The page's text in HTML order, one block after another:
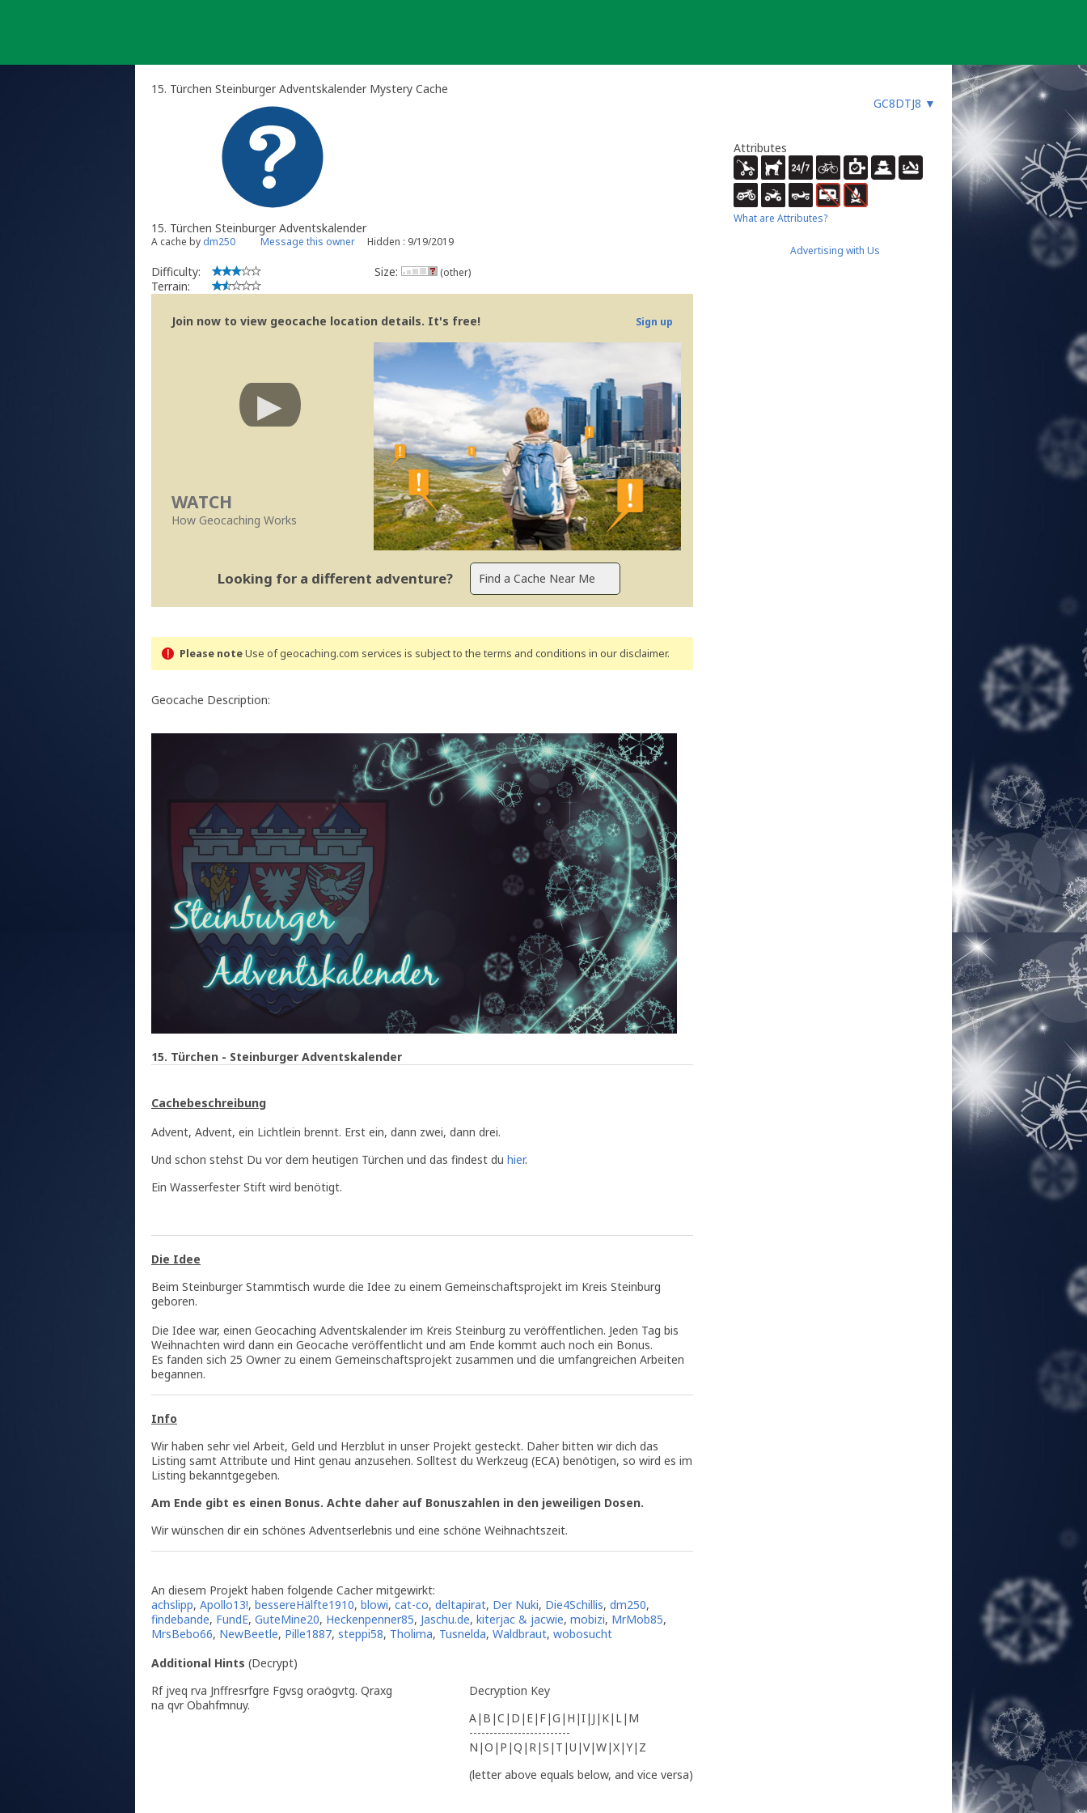
15. Türchen Steinburger Adventskalender Mystery Cache
GC8DTJ8 ▼
15. Türchen Steinburger Adventskalender
A cache by dm250 Message this owner Hidden : 9/19/2019
Difficulty:
Terrain:
Size: (other)
Join now to view geocache location details. It's free! Sign up
WATCH
How Geocaching Works
Looking for a different adventure?
Please noteUse of geocaching.com services is subject to the terms and conditions in our disclaimer.
Geocache Description:
15. Türchen - Steinburger Adventskalender
Cachebeschreibung
Advent, Advent, ein Lichtlein brennt. Erst ein, dann zwei, dann drei.
Und schon stehst Du vor dem heutigen Türchen und das findest du hier.
Ein Wasserfester Stift wird benötigt.
Die Idee
Beim Steinburger Stammtisch wurde die Idee zu einem Gemeinschaftsprojekt im Kreis Steinburg
geboren.
Die Idee war, einen Geocaching Adventskalender im Kreis Steinburg zu veröffentlichen. Jeden Tag bis
Weihnachten wird dann ein Geocache veröffentlicht und am Ende kommt auch noch ein Bonus.
Es fanden sich 25 Owner zu einem Gemeinschaftsprojekt zusammen und die umfangreichen Arbeiten
begannen.
Info
Wir haben sehr viel Arbeit, Geld und Herzblut in unser Projekt gesteckt. Daher bitten wir dich das
Listing samt Attribute und Hint genau anzusehen. Solltest du Werkzeug (ECA) benötigen, so wird es im
Listing bekanntgegeben.
Am Ende gibt es einen Bonus. Achte daher auf Bonuszahlen in den jeweiligen Dosen.
Wir wünschen dir ein schönes Adventserlebnis und eine schöne Weihnachtszeit.
An diesem Projekt haben folgende Cacher mitgewirkt:
achslipp, Apollo13!, bessereHälfte1910, blowi, cat-co, deltapirat, Der Nuki, Die4Schillis, dm250,
findebande, FundE, GuteMine20, Heckenpenner85, Jaschu.de, kiterjac & jacwie, mobizi, MrMob85,
MrsBebo66, NewBeetle, Pille1887, steppi58, Tholima, Tusnelda, Waldbraut, wobosucht
Additional Hints (Decrypt)
Rf jveq rva Jnffresrfgre Fgvsg oraögvtg. Qraxg
na qvr Obahfmnuy.
Decryption Key
A|B|C|D|E|F|G|H|I|J|K|L|M
-------------------------
N|O|P|Q|R|S|T|U|V|W|X|Y|Z
(letter above equals below, and vice versa)
Attributes
What are Attributes?
Advertising with Us